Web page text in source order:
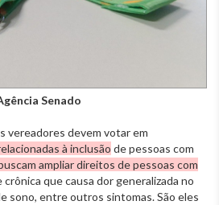
Senado
vereadores devem votar em
à inclusão de pessoas com
ampliar direitos de pessoas com
crônica que causa dor generalizada no
sono, entre outros sintomas. São eles